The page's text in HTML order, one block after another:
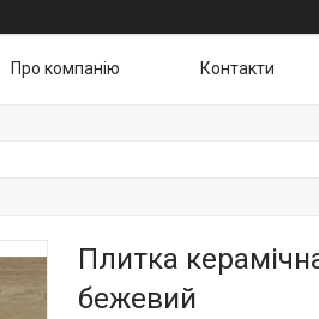
Про компанію Контакти
Плитка
бежевий